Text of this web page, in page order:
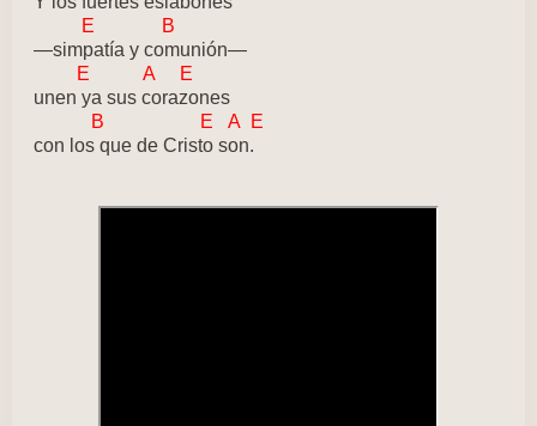
E B
—simpatía y comunión—
E A E
unen ya sus corazones
B E A E
con los que de Cristo son.